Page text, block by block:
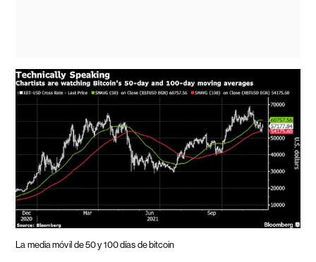
La media móvil de 50 y 100 días de bitcoin